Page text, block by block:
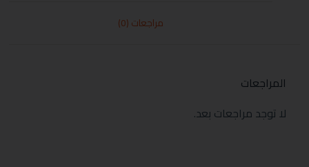
مراجعات (0)
المراجعات
لا توجد مراجعات بعد.